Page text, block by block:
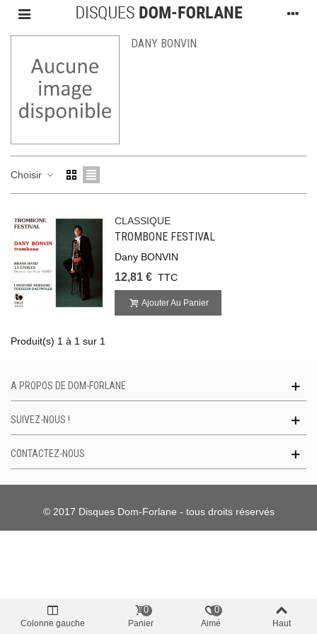
DANY BONVIN
Choisir
CLASSIQUE
TROMBONE FESTIVAL
Dany BONVIN
12,81 € TTC
Ajouter Au Panier
Produit(s) 1 à 1 sur 1
A PROPOS DE DOM-FORLANE
SUIVEZ-NOUS !
CONTACTEZ-NOUS
© 2017 Disques Dom-Forlane - tous droits réservés
Colonne gauche Panier
0
Aimé
0
Haut